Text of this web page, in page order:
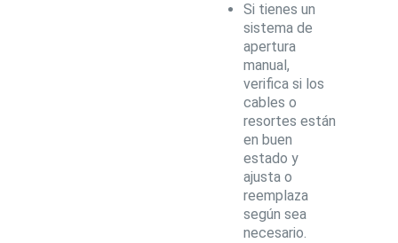
Si tienes un
sistema de
apertura
manual,
verifica si los
cables o
resortes están
en buen
estado y
ajusta o
reemplaza
según sea
necesario.